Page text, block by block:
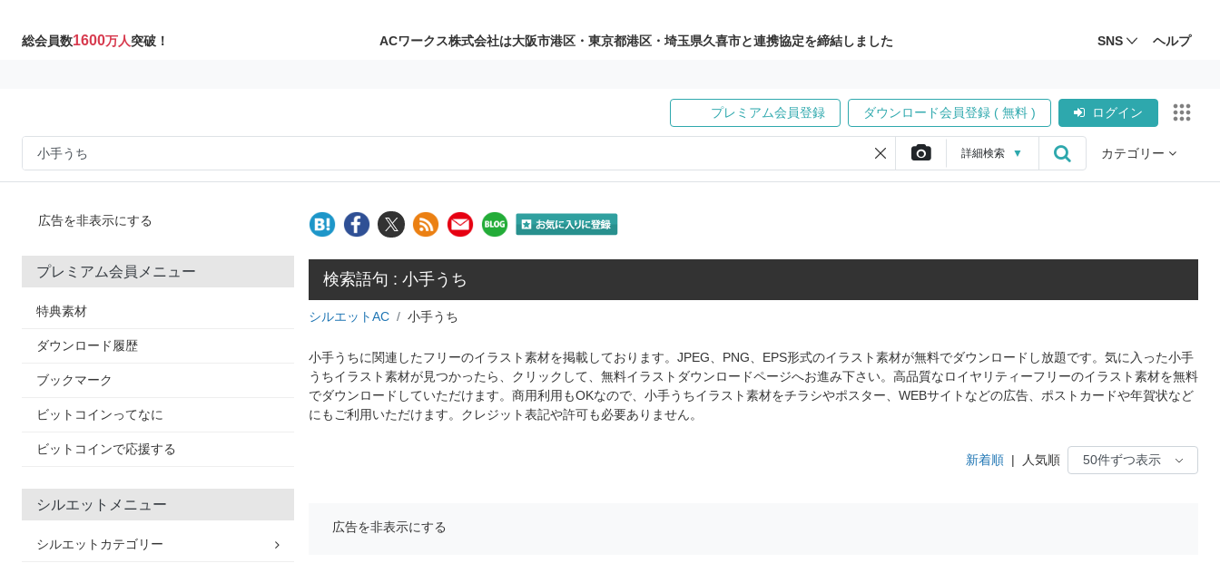
総会員数1600万人突破！ ACワークス株式会社は大阪市港区・東京都港区・埼玉県久喜市と連携協定を締結しました SNS ヘルプ
プレミアム会員登録 ダウンロード会員登録 ( 無料 ) ログイン
詳細検索 ▼ カテゴリー
広告を非表示にする
プレミアム会員メニュー
特典素材
ダウンロード履歴
ブックマーク
ビットコインってなに
ビットコインで応援する
シルエットメニュー
シルエットカテゴリー
検索語句 : 小手うち
シルエットAC 小手うち
小手うちに関連したフリーのイラスト素材を掲載しております。JPEG、PNG、EPS形式のイラスト素材が無料でダウンロードし放題です。気に入った小手
うちイラスト素材が見つかったら、クリックして、無料イラストダウンロードページへお進み下さい。高品質なロイヤリティーフリーのイラスト素材を無料
でダウンロードしていただけます。商用利用もOKなので、小手うちイラスト素材をチラシやポスター、WEBサイトなどの広告、ポストカードや年賀状など
にもご利用いただけます。クレジット表記や許可も必要ありません。
新着順 | 人気順
広告を非表示にする